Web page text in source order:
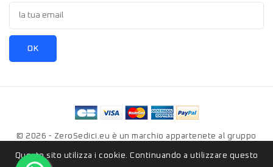
Questo sito utilizza i cookie. Continuando a utilizzare questo
© 2026 - ZeroSedici.eu è un marchio appartenete al gruppo
Italyon Srls. Tutti i diritti riservati.